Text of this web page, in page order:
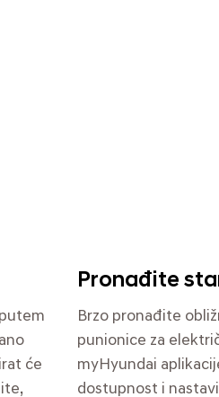
će
Pronađite
Brzo pronađite
punionice za
myHyundai
dostupnost i